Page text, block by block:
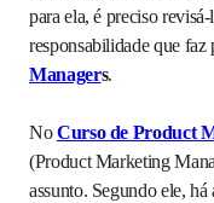
para ela, é preciso
responsabilidade que faz
Managers.
NoCurso de Product
(Product Marketing
assunto. Segundo ele,